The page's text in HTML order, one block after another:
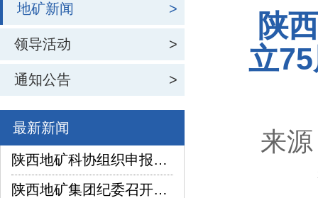
地矿新闻 >
领导活动 >
通知公告 >
最新新闻
陕西地矿科协组织申报项目在2026年陕西省企业“三新三小”创新竞赛中喜获佳绩
陕西地矿集团纪委召开2026年上半年纪检监察工作座谈交流暨制度建设座谈会
陕
立
来